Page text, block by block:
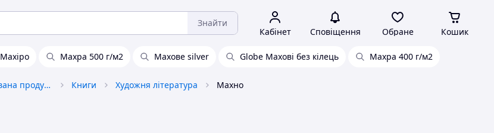
Знайти
Кабінет Сповіщення Обране Кошик
Махіро Махра 500 г/м2 Махове silver Globe Махові без кілець Махра 400 г/м2
Книги, журнали, друкована продукція Книги Художня література Махно